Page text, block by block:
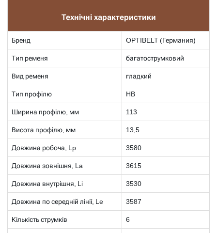
Технічні характеристики
Бренд OPTIBELT (Германия)
Тип ременя багатострумковий
Вид ременя гладкий
Тип профілю HB
Ширина профілю, мм 113
Висота профілю, мм 13,5
Довжина робоча, Lp 3580
Довжина зовнішня, La 3615
Довжина внутрішня, Li 3530
Довжина по середній лінії, Le 3587
Кількість струмків 6